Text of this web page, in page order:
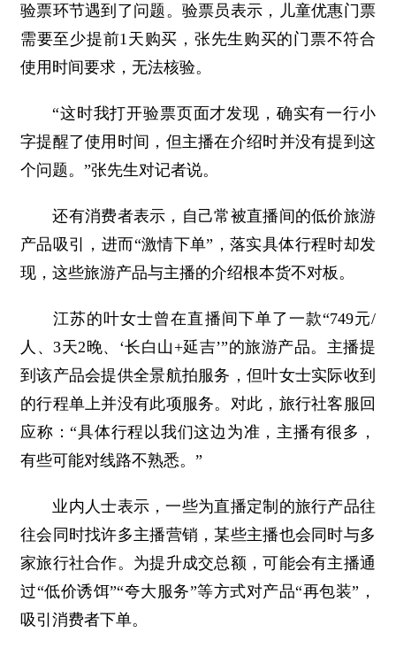
验票环节遇到了问题。验票员表示，儿童优惠门票
需要至少提前1天购买，张先生购买的门票不符合
使用时间要求，无法核验。
“这时我打开验票页面才发现，确实有一行小
字提醒了使用时间，但主播在介绍时并没有提到这
个问题。”张先生对记者说。
还有消费者表示，自己常被直播间的低价旅游
产品吸引，进而“激情下单”，落实具体行程时却发
现，这些旅游产品与主播的介绍根本货不对板。
江苏的叶女士曾在直播间下单了一款“749元/
人、3天2晚、‘长白山+延吉’”的旅游产品。主播提
到该产品会提供全景航拍服务，但叶女士实际收到
的行程单上并没有此项服务。对此，旅行社客服回
应称：“具体行程以我们这边为准，主播有很多，
有些可能对线路不熟悉。”
业内人士表示，一些为直播定制的旅行产品往
往会同时找许多主播营销，某些主播也会同时与多
家旅行社合作。为提升成交总额，可能会有主播通
过“低价诱饵”“夸大服务”等方式对产品“再包装”，
吸引消费者下单。